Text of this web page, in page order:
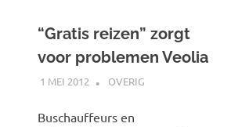
“Gratis reizen” zorgt
voor problemen Veolia
1 MEI 2012 SPOORZOEKER
OVERIG
Buschauffeurs en